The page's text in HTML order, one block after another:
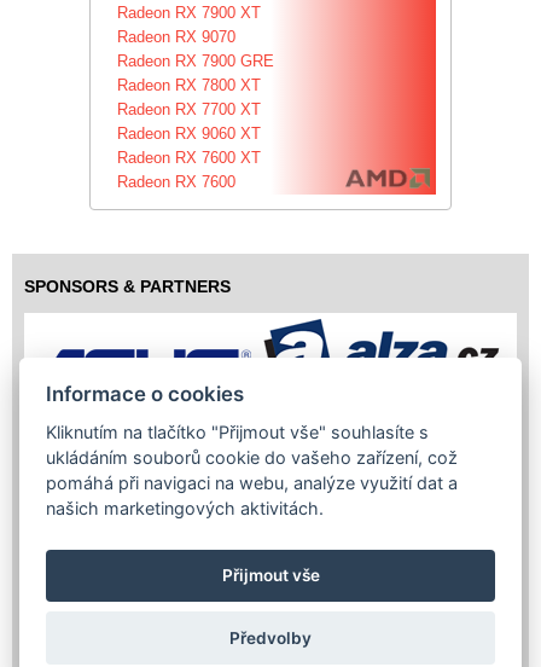
Radeon RX 7900 XT
Radeon RX 9070
Radeon RX 7900 GRE
Radeon RX 7800 XT
Radeon RX 7700 XT
Radeon RX 9060 XT
Radeon RX 7600 XT
Radeon RX 7600
SPONSORS & PARTNERS
Copyright (c) 2026 InfoTrade Powered by ASP.NET & MS SQL
Informace o cookies
Kliknutím na tlačítko "Přijmout vše" souhlasíte s
ukládáním souborů cookie do vašeho zařízení, což
pomáhá při navigaci na webu, analýze využití dat a
našich marketingových aktivitách.
Přijmout vše
Předvolby